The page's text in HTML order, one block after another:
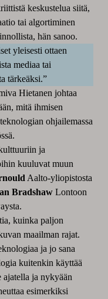
keskustelua siitä,
tai algortiminen
hän sanoo.
yleisesti ottaen
mediaa tai
tärkeäksi.”
Hietanen johtaa
mitä ihmisen
ohjailemassa
ja
kuuluvat muun
Aalto-yliopistosta
BradshawLontoon
sta.
kuinka paljon
maailman rajat.
ja jo sana
kuitenkin käyttää
ajatella ja nykyään
esimerkiksi